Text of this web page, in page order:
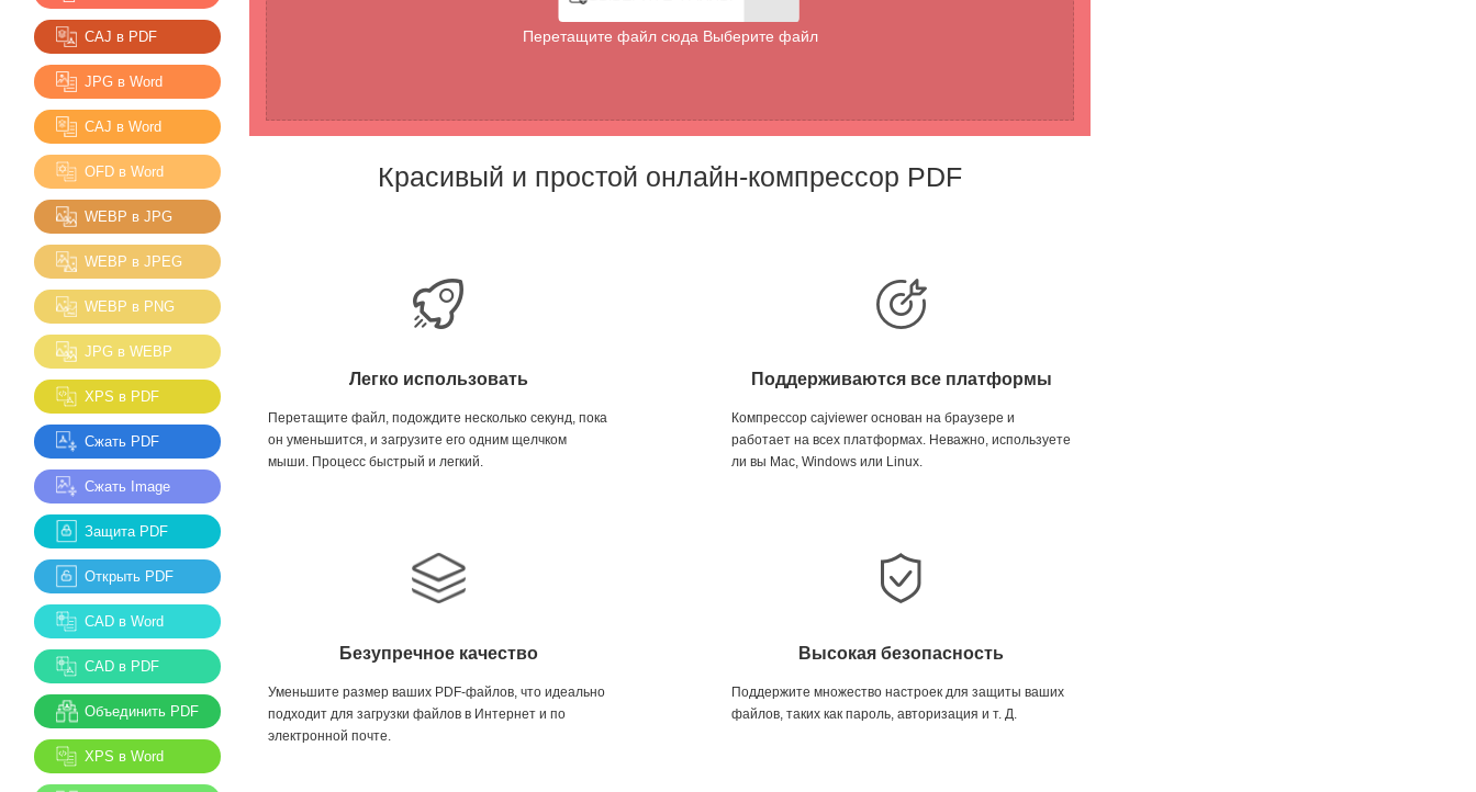
CAJ в PDF
JPG в Word
CAJ в Word
OFD в Word
WEBP в JPG
WEBP в JPEG
WEBP в PNG
JPG в WEBP
XPS в PDF
Сжать PDF
Сжать Image
Защита PDF
Открыть PDF
CAD в Word
CAD в PDF
Объединить PDF
XPS в Word
Перетащите файл сюда Выберите файл
Красивый и простой онлайн-компрессор PDF
Легко использовать
Перетащите файл, подождите несколько секунд, пока
он уменьшится, и загрузите его одним щелчком
мыши. Процесс быстрый и легкий.
Поддерживаются все платформы
Компрессор cajviewer основан на браузере и
работает на всех платформах. Неважно, используете
ли вы Mac, Windows или Linux.
Безупречное качество
Уменьшите размер ваших PDF-файлов, что идеально
подходит для загрузки файлов в Интернет и по
электронной почте.
Высокая безопасность
Поддержите множество настроек для защиты ваших
файлов, таких как пароль, авторизация и т. Д.